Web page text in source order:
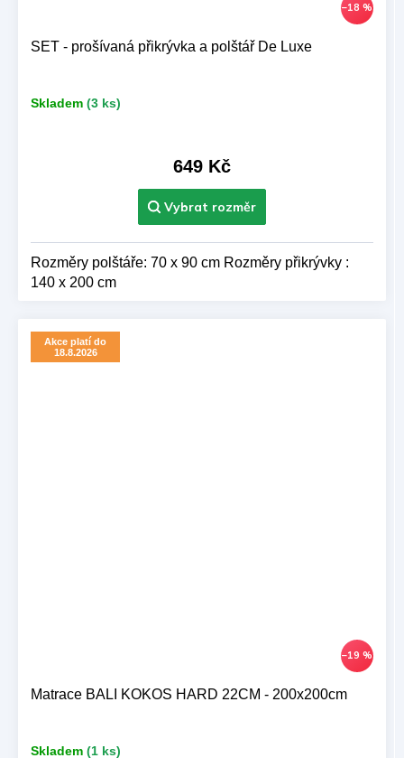
–18 %
SET - prošívaná přikrývka a polštář De Luxe
Skladem (3 ks)
649 Kč
Rozměry polštáře: 70 x 90 cm Rozměry přikrývky :
140 x 200 cm
Akce platí do
18.8.2026
–19 %
Matrace BALI KOKOS HARD 22CM - 200x200cm
Skladem (1 ks)